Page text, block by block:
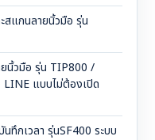
สแกนลายนิ้วมือ รุ่น
นิ้วมือ รุ่น TIP800 /
แบบไม่ต้องเปิด
กเวลา รุ่นSF400 ระบบ